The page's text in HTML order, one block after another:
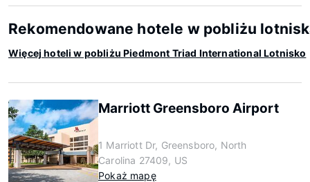
Rekomendowane hotele w pobliżu
Więcej hoteli w pobliżu Piedmont Triad International Lotnisko
Marriott Greensboro Airport
1 Marriott Dr, Greensboro, North
Carolina 27409, US
Pokaż mapę